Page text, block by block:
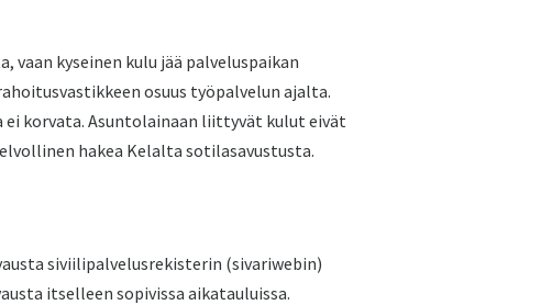
kyseinen kulu jää palveluspaikan
osuus työpalvelun ajalta.
korvata. Asuntolainaan liittyvät kulut eivät
hakea Kelalta sotilasavustusta.
siviilipalvelusrekisterin (sivariwebin)
itselleen sopivissa aikatauluissa.